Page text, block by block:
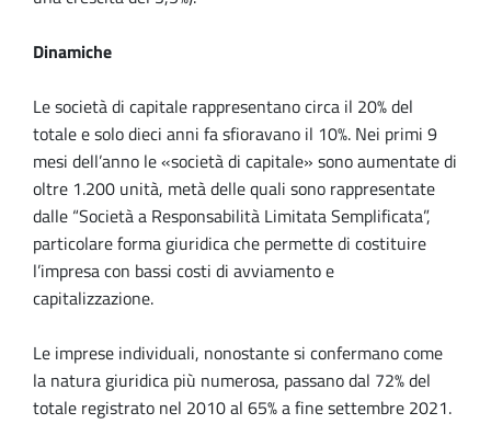
Dinamiche
Le società di capitale rappresentano circa il 20% del
totale e solo dieci anni fa sfioravano il 10%. Nei primi 9
mesi dell’anno le «società di capitale» sono aumentate di
oltre 1.200 unità, metà delle quali sono rappresentate
dalle “Società a Responsabilità Limitata Semplificata”,
particolare forma giuridica che permette di costituire
l’impresa con bassi costi di avviamento e
capitalizzazione.
Le imprese individuali, nonostante si confermano come
la natura giuridica più numerosa, passano dal 72% del
totale registrato nel 2010 al 65% a fine settembre 2021.